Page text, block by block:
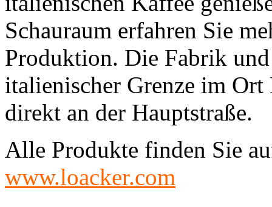
Schauraum erfahren Sie
Produktion. Die Fabrik
italienischer Grenze im
direkt an der Hauptstraße.
Alle Produkte finden Sie
www.loacker.com